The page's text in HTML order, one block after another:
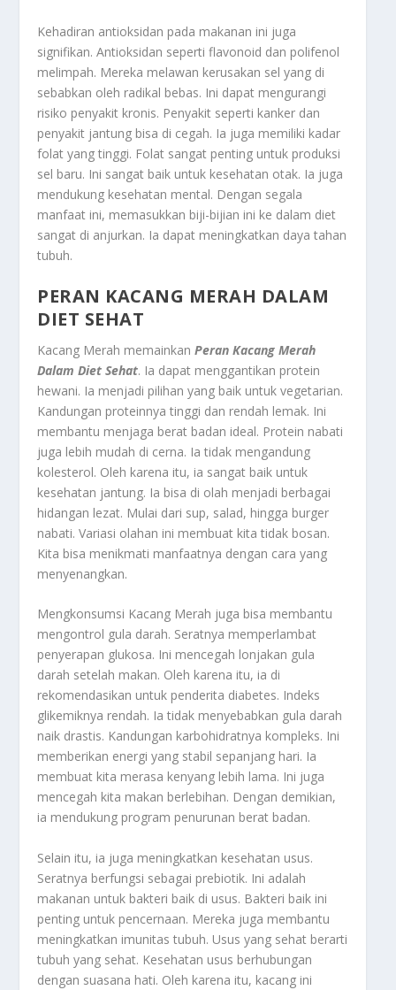
Kehadiran antioksidan pada makanan ini juga
signifikan. Antioksidan seperti flavonoid dan polifenol
melimpah. Mereka melawan kerusakan sel yang di
sebabkan oleh radikal bebas. Ini dapat mengurangi
risiko penyakit kronis. Penyakit seperti kanker dan
penyakit jantung bisa di cegah. Ia juga memiliki kadar
folat yang tinggi. Folat sangat penting untuk produksi
sel baru. Ini sangat baik untuk kesehatan otak. Ia juga
mendukung kesehatan mental. Dengan segala
manfaat ini, memasukkan biji-bijian ini ke dalam diet
sangat di anjurkan. Ia dapat meningkatkan daya tahan
tubuh.
PERAN KACANG MERAH DALAM
DIET SEHAT
Kacang Merah memainkanPeran Kacang Merah
Dalam Diet Sehat. Ia dapat menggantikan protein
hewani. Ia menjadi pilihan yang baik untuk vegetarian.
Kandungan proteinnya tinggi dan rendah lemak. Ini
membantu menjaga berat badan ideal. Protein nabati
juga lebih mudah di cerna. Ia tidak mengandung
kolesterol. Oleh karena itu, ia sangat baik untuk
kesehatan jantung. Ia bisa di olah menjadi berbagai
hidangan lezat. Mulai dari sup, salad, hingga burger
nabati. Variasi olahan ini membuat kita tidak bosan.
Kita bisa menikmati manfaatnya dengan cara yang
menyenangkan.
Mengkonsumsi Kacang Merah juga bisa membantu
mengontrol gula darah. Seratnya memperlambat
penyerapan glukosa. Ini mencegah lonjakan gula
darah setelah makan. Oleh karena itu, ia di
rekomendasikan untuk penderita diabetes. Indeks
glikemiknya rendah. Ia tidak menyebabkan gula darah
naik drastis. Kandungan karbohidratnya kompleks. Ini
memberikan energi yang stabil sepanjang hari. Ia
membuat kita merasa kenyang lebih lama. Ini juga
mencegah kita makan berlebihan. Dengan demikian,
ia mendukung program penurunan berat badan.
Selain itu, ia juga meningkatkan kesehatan usus.
Seratnya berfungsi sebagai prebiotik. Ini adalah
makanan untuk bakteri baik di usus. Bakteri baik ini
penting untuk pencernaan. Mereka juga membantu
meningkatkan imunitas tubuh. Usus yang sehat berarti
tubuh yang sehat. Kesehatan usus berhubungan
dengan suasana hati. Oleh karena itu, kacang ini